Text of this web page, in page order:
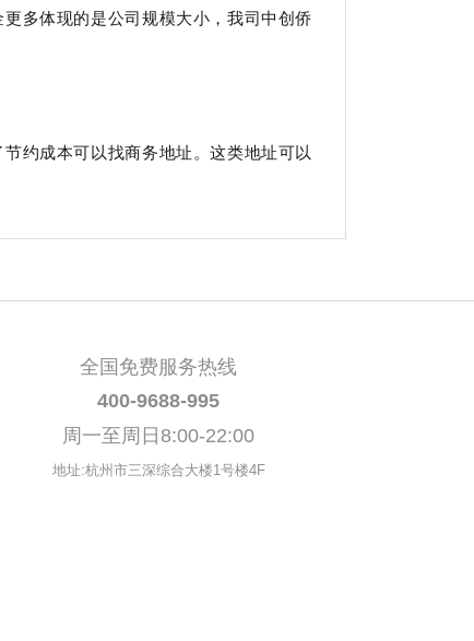
多体现的是公司规模大小，我司中创侨
约成本可以找商务地址。这类地址可以
全国免费服务热线
400-9688-995
周一至周日8:00-22:00
地址:杭州市三深综合大楼1号楼4F